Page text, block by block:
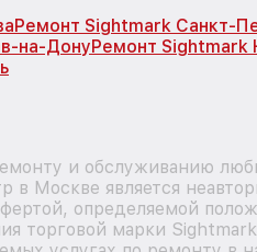
Ремонт Sightmark Санкт-
на-ДонуРемонт
и обслуживанию
в Москве является
определяемой
торговой марки